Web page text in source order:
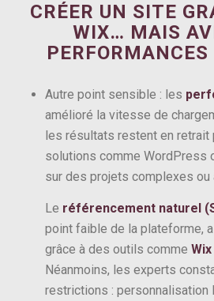
CRÉER UN SITE
WIX… MAIS
Autre point sensible : les
amélioré la vitesse de
les résultats restent en retrait
solutions comme WordPress
sur des projets complexes ou
Le référencement naturel
point faible de la plateforme,
grâce à des outils comme Wix
Néanmoins, les experts
restrictions : personnalisation